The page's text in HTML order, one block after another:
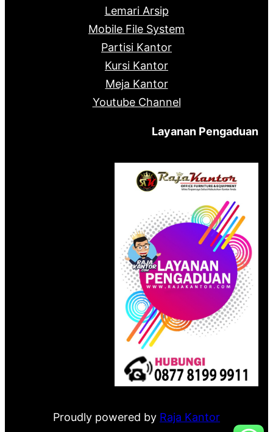
Lemari Arsip
Mobile File System
Partisi Kantor
Kursi Kantor
Meja Kantor
Youtube Channel
Layanan Pengaduan
Proudly powered by Raja Kantor